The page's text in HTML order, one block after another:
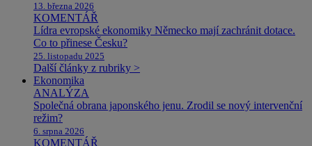
13. března 2026
KOMENTÁŘ
Lídra evropské ekonomiky Německo mají zachránit dotace.
Co to přinese Česku?
25. listopadu 2025
Další články z rubriky >
Ekonomika
ANALÝZA
Společná obrana japonského jenu. Zrodil se nový intervenční
režim?
6. srpna 2026
KOMENTÁŘ